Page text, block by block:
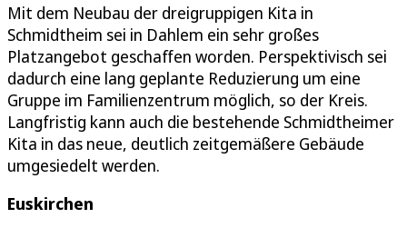
Mit dem Neubau der dreigruppigen Kita in
Schmidtheim sei in Dahlem ein sehr großes
Platzangebot geschaffen worden. Perspektivisch sei
dadurch eine lang geplante Reduzierung um eine
Gruppe im Familienzentrum möglich, so der Kreis.
Langfristig kann auch die bestehende Schmidtheimer
Kita in das neue, deutlich zeitgemäßere Gebäude
umgesiedelt werden.
Euskirchen